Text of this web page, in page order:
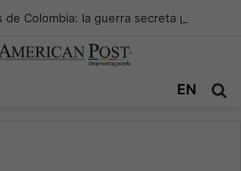
EN